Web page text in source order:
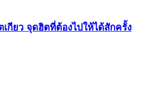
เกียว จุดฮิตที่ต้องไปให้ได้สักครั้ง